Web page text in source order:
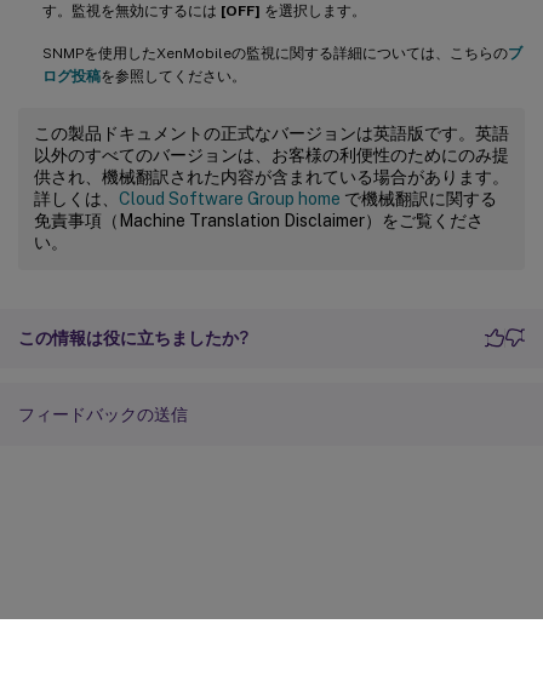
す。監視を無効にするには [OFF] を選択します。
SNMPを使用したXenMobileの監視に関する詳細については、こちらのブ
ログ投稿を参照してください。
この製品ドキュメントの正式なバージョンは英語版です。英語
以外のすべてのバージョンは、お客様の利便性のためにのみ提
供され、機械翻訳された内容が含まれている場合があります。
詳しくは、 Cloud Software Group home で機械翻訳に関する
免責事項（Machine Translation Disclaimer）をご覧くださ
い。
この情報は役に立ちましたか?
フィードバックの送信